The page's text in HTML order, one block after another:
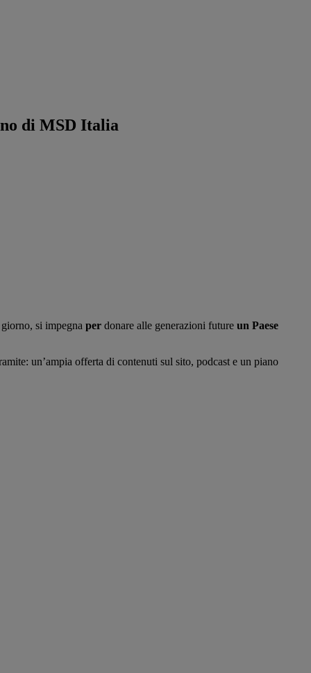
di MSD Italia
si impegna per donare alle generazioni future un Paese
un’ampia offerta di contenuti sul sito, podcast e un piano